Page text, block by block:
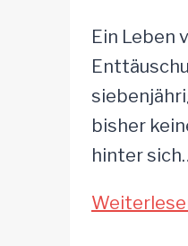
Ein Leben
bisher
hinter